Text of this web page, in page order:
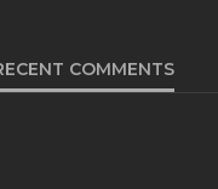
COMMENTS